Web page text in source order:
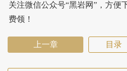
关注微信公众号“黑岩网”，方便
费领！
上一章 目录